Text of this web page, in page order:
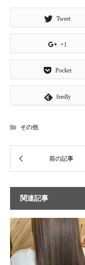
Tweet
+1
Pocket
feedly
その他
関連記事